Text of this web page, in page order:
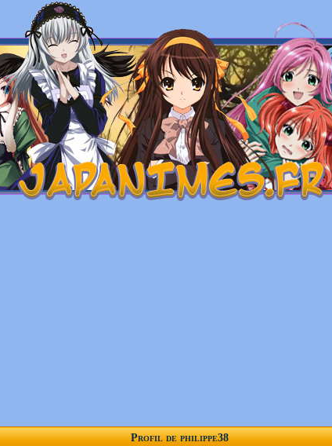
Profil de philippe38